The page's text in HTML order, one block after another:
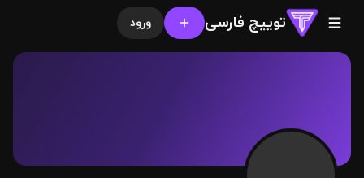
توییچ فارسی ورود